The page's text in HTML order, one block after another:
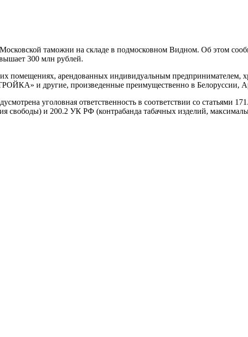
таможни на складе в подмосковном Видном. Об этом
300 млн рублей.
помещениях, арендованных индивидуальным предпринимателем,
и другие, произведенные преимущественно в Белоруссии,
уголовная ответственность в соответствии со статьями
свободы) и 200.2 УК РФ (контрабанда табачных изделий,